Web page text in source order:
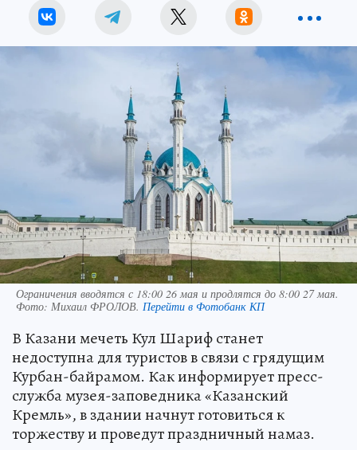
Ограничения вводятся с 18:00 26 мая и продлятся до 8:00 27 мая.
Фото: Михаил ФРОЛОВ. Перейти в Фотобанк КП
В Казани мечеть Кул Шариф станет
недоступна для туристов в связи с грядущим
Курбан-байрамом. Как информирует пресс-
служба музея-заповедника «Казанский
Кремль», в здании начнут готовиться к
торжеству и проведут праздничный намаз.